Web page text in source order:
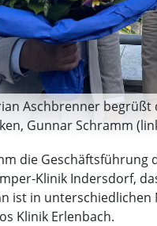
Aschbrenner
Gunnar Schramm
die
Klinik Indersdorf,
ist in
Klinik Erlenbach.